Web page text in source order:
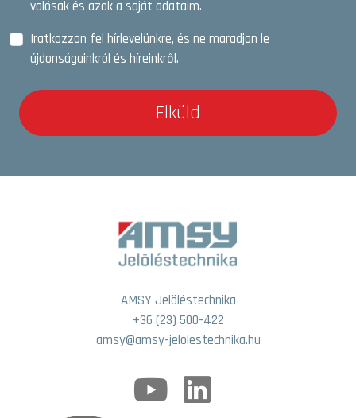
valósak és azok a saját adataim.
Iratkozzon fel hírlevelünkre, és ne maradjon le
újdonságainkról és híreinkről.
Elküld
AMSY Jelöléstechnika
+36 (23) 500-422
amsy@amsy-jelolestechnika.hu